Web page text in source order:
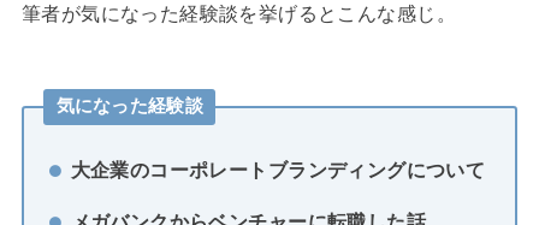
筆者が気になった経験談を挙げるとこんな感じ。
気になった経験談
大企業のコーポレートブランディングについて